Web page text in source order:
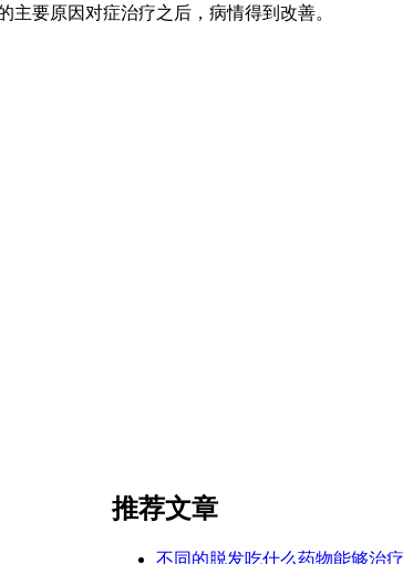
要原因对症治疗之后，病情得到改善。
推荐文章
不同的脱发吃什么药物能够治疗